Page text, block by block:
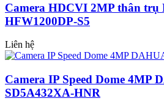
Camera HDCVI 2MP thân
HFW1200DP-S5
Liên hệ
Camera IP Speed Dome 4MP
SD5A432XA-HNR